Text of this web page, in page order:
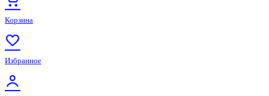
Корзина
Избранное